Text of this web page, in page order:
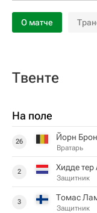
О матче
Твенте
На поле
26 Йорн
Вратарь
2 Хидде тер
Защитник
3 Томас
Защитник